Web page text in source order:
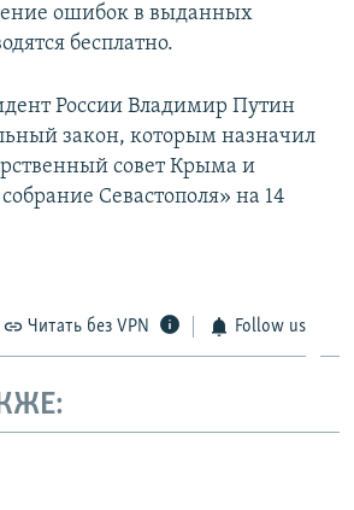
ошибок в выданных
бесплатно.
России Владимир Путин
закон, которым назначил
совет Крыма и
Севастополя» на 14
Читать без VPN Follow us